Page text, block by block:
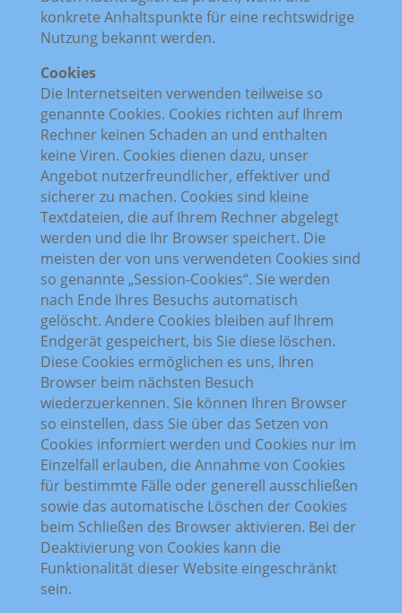
konkrete Anhaltspunkte für eine rechtswidrige
Nutzung bekannt werden.
Cookies
Die Internetseiten verwenden teilweise so
genannte Cookies. Cookies richten auf Ihrem
Rechner keinen Schaden an und enthalten
keine Viren. Cookies dienen dazu, unser
Angebot nutzerfreundlicher, effektiver und
sicherer zu machen. Cookies sind kleine
Textdateien, die auf Ihrem Rechner abgelegt
werden und die Ihr Browser speichert. Die
meisten der von uns verwendeten Cookies sind
so genannte „Session-Cookies“. Sie werden
nach Ende Ihres Besuchs automatisch
gelöscht. Andere Cookies bleiben auf Ihrem
Endgerät gespeichert, bis Sie diese löschen.
Diese Cookies ermöglichen es uns, Ihren
Browser beim nächsten Besuch
wiederzuerkennen. Sie können Ihren Browser
so einstellen, dass Sie über das Setzen von
Cookies informiert werden und Cookies nur im
Einzelfall erlauben, die Annahme von Cookies
für bestimmte Fälle oder generell ausschließen
sowie das automatische Löschen der Cookies
beim Schließen des Browser aktivieren. Bei der
Deaktivierung von Cookies kann die
Funktionalität dieser Website eingeschränkt
sein.